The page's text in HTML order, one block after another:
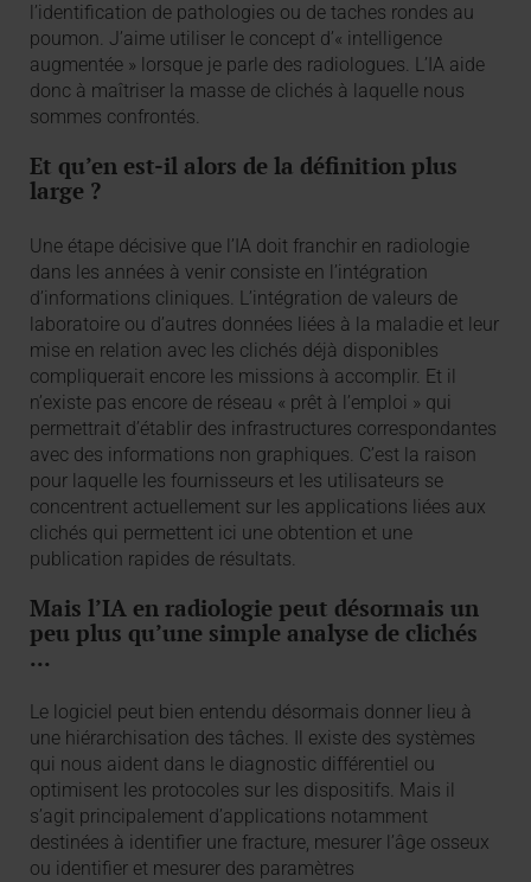
l’identification de pathologies ou de taches rondes au
poumon. J’aime utiliser le concept d’« intelligence
augmentée » lorsque je parle des radiologues. L’IA aide
donc à maîtriser la masse de clichés à laquelle nous
sommes confrontés.
Et qu’en est-il alors de la définition plus
large ?
Une étape décisive que l’IA doit franchir en radiologie
dans les années à venir consiste en l’intégration
d’informations cliniques. L’intégration de valeurs de
laboratoire ou d’autres données liées à la maladie et leur
mise en relation avec les clichés déjà disponibles
compliquerait encore les missions à accomplir. Et il
n’existe pas encore de réseau « prêt à l’emploi » qui
permettrait d’établir des infrastructures correspondantes
avec des informations non graphiques. C’est la raison
pour laquelle les fournisseurs et les utilisateurs se
concentrent actuellement sur les applications liées aux
clichés qui permettent ici une obtention et une
publication rapides de résultats.
Mais l’IA en radiologie peut désormais un
peu plus qu’une simple analyse de clichés
...
Le logiciel peut bien entendu désormais donner lieu à
une hiérarchisation des tâches. Il existe des systèmes
qui nous aident dans le diagnostic différentiel ou
optimisent les protocoles sur les dispositifs. Mais il
s’agit principalement d’applications notamment
destinées à identifier une fracture, mesurer l’âge osseux
ou identifier et mesurer des paramètres